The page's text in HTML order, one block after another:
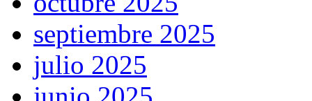
septiembre 2025
julio 2025